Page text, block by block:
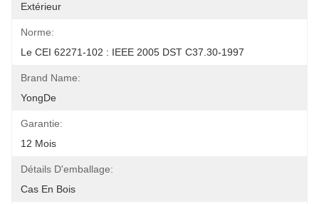
Extérieur
Norme:
Le CEI 62271-102 : IEEE 2005 DST C37.30-1997
Brand Name:
YongDe
Garantie:
12 Mois
Détails D'emballage:
Cas En Bois